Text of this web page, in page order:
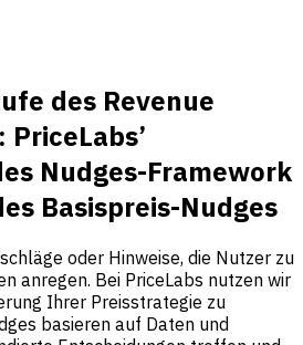
des Revenue
Nudges-Framework
Basispreis-Nudges
oder Hinweise, die Nutzer zu
anregen. Bei PriceLabs nutzen wir
Ihrer Preisstrategie zu
basieren auf Daten und